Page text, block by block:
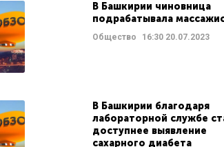
В Башкирии чиновница
подрабатывала
Общество 16:3020.07.2023
В Башкирии благодаря
лабораторной службе
доступнее выявление
сахарного диабета